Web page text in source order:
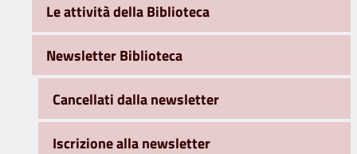
Le attività della Biblioteca
Newsletter Biblioteca
Cancellati dalla newsletter
Iscrizione alla newsletter